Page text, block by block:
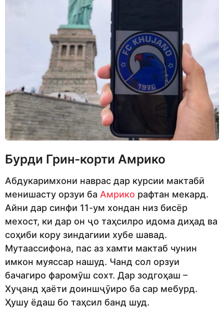
Бурди Грин-корти Амрико
Абдукаримхони наврас дар курсии мактабӣ
менишасту орзуи ба Амрико рафтан мекард.
Айни дар синфи 11-ум хондан низ бисёр
мехост, ки дар он ҷо таҳсилро идома диҳад ва
соҳиби кору зиндагиии хубе шавад.
Мутаассифона, пас аз хамти мактаб чунин
имкон муяссар нашуд. Чанд сол орзуи
бачагиро фаромӯш сохт. Дар зодгоҳаш –
Хуҷанд ҳаёти доиншҷӯиро ба сар мебурд.
Ҳушу ёдаш бо таҳсил банд шуд.